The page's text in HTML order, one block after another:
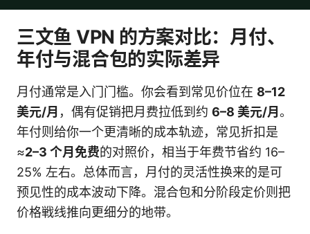
三文鱼 VPN 的方案对比：月付、
年付与混合包的实际差异
月付通常是入门门槛。你会看到常见价位在 8–12
美元/月 ，偶有促销把月费拉低到约 6–8 美元/月 。
年付则给你一个更清晰的成本轨迹，常见折扣是
≈2–3 个月免费的对照价，相当于年费节省约 16–
25% 左右。总体而言，月付的灵活性换来的是可
预见性的成本波动下降。混合包和分阶段定价则把
价格戦线推向更细分的地带。